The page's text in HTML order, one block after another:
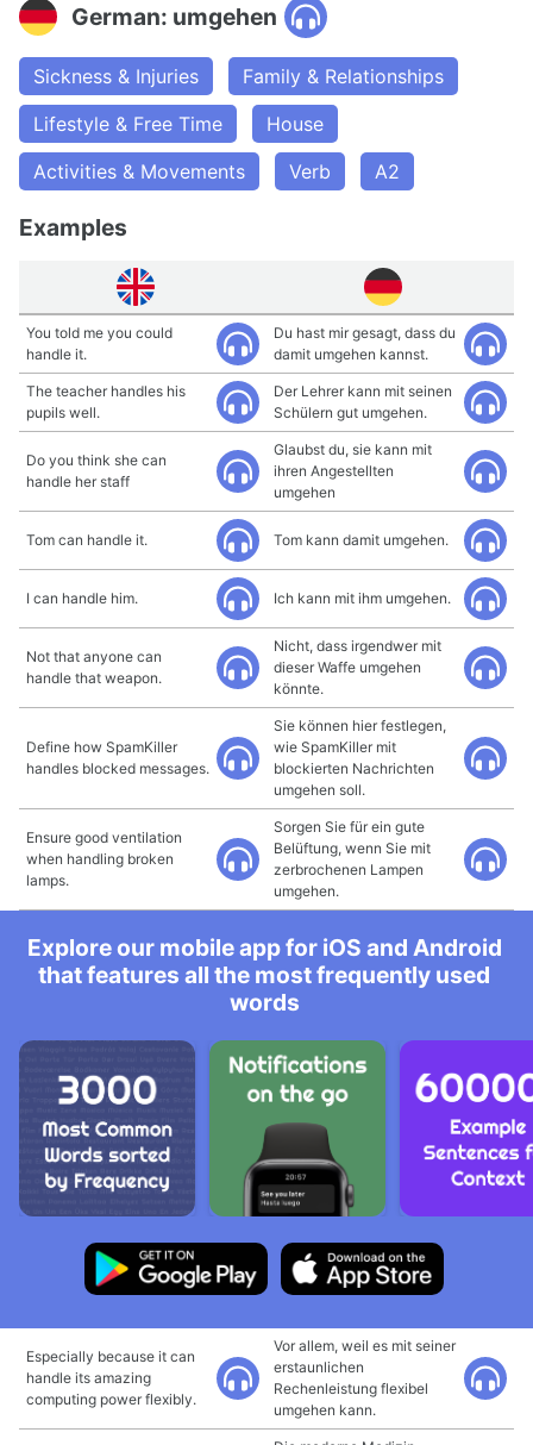
German: umgehen
Sickness & Injuries
Family & Relationships
Lifestyle & Free Time
House
Activities & Movements
Verb A2
Examples
You told me you could
handle it.
Du hast mir gesagt, dass du
damit umgehen kannst.
The teacher handles his
pupils well.
Der Lehrer kann mit seinen
Schülern gut umgehen.
Do you think she can
handle her staff
Glaubst du, sie kann mit
ihren Angestellten
umgehen
Tom can handle it. Tom kann damit umgehen.
I can handle him. Ich kann mit ihm umgehen.
Not that anyone can
handle that weapon.
Nicht, dass irgendwer mit
dieser Waffe umgehen
könnte.
Define how SpamKiller
handles blocked messages.
Sie können hier festlegen,
wie SpamKiller mit
blockierten Nachrichten
umgehen soll.
Ensure good ventilation
when handling broken
lamps.
Sorgen Sie für ein gute
Belüftung, wenn Sie mit
zerbrochenen Lampen
umgehen.
Explore our mobile app for iOS and Android
that features all the most frequently used
words
Especially because it can
handle its amazing
computing power flexibly.
Vor allem, weil es mit seiner
erstaunlichen
Rechenleistung flexibel
umgehen kann.